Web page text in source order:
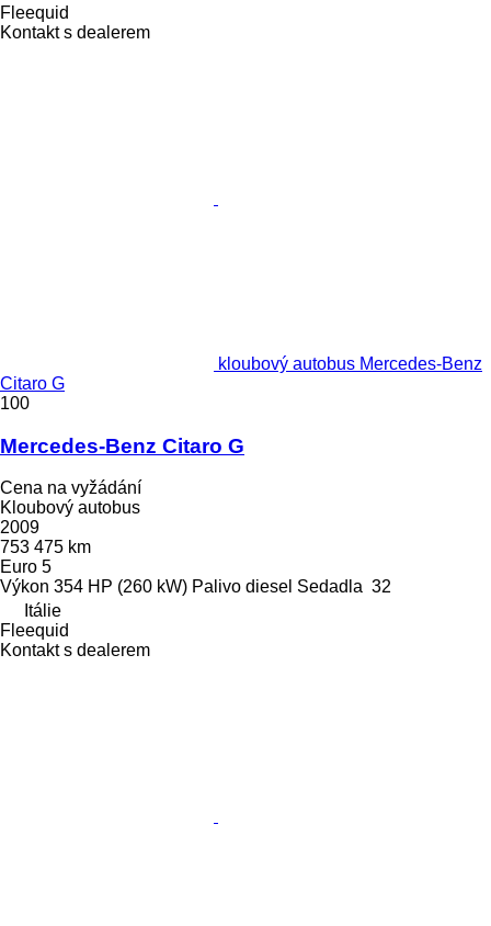
Fleequid
Kontakt s dealerem
kloubový autobus Mercedes-Benz
Citaro G
100
Mercedes-Benz Citaro G
Cena na vyžádání
Kloubový autobus
2009
753 475 km
Euro 5
Výkon 354 HP (260 kW) Palivo diesel Sedadla 32
Itálie
Fleequid
Kontakt s dealerem